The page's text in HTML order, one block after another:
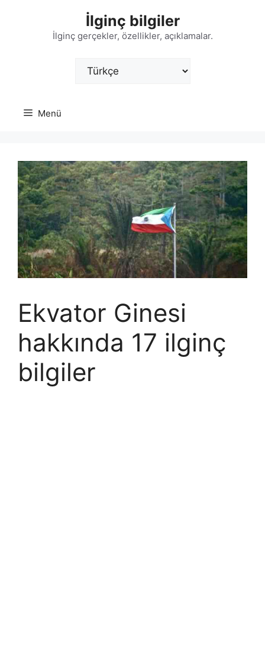
İlginç bilgiler
İlginç gerçekler, özellikler, açıklamalar.
Menü
Ekvator Ginesi
hakkında 17 ilginç
bilgiler